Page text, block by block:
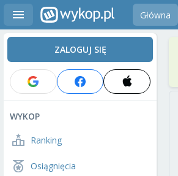
Główna
ZALOGUJ SIĘ
WYKOP
Ranking
Osiągnięcia